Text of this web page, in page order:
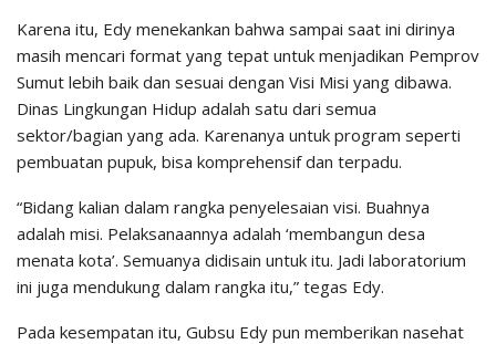
Karena itu, Edy menekankan bahwa sampai saat ini dirinya
masih mencari format yang tepat untuk menjadikan Pemprov
Sumut lebih baik dan sesuai dengan Visi Misi yang dibawa.
Dinas Lingkungan Hidup adalah satu dari semua
sektor/bagian yang ada. Karenanya untuk program seperti
pembuatan pupuk, bisa komprehensif dan terpadu.
“Bidang kalian dalam rangka penyelesaian visi. Buahnya
adalah misi. Pelaksanaannya adalah ‘membangun desa
menata kota’. Semuanya didisain untuk itu. Jadi laboratorium
ini juga mendukung dalam rangka itu,” tegas Edy.
Pada kesempatan itu, Gubsu Edy pun memberikan nasehat